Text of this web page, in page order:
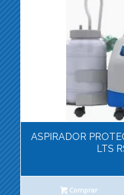
ASPIRADOR
LTS
Comprar